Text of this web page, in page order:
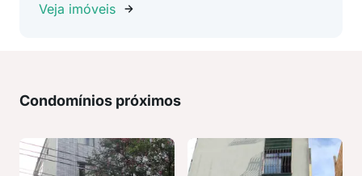
Veja imóveis
Condomínios próximos